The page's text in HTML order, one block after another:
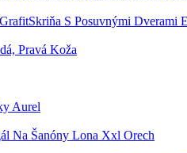
Skriňa S Posuvnými Dverami
Pravá Koža
Aurel
Na Šanóny Lona Xxl Orech